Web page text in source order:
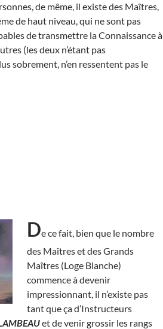
de même, il existe des Maîtres,
de haut niveau, qui ne sont pas
de transmettre la Connaissance à
(les deux n’étant pas
sobrement, n’en ressentent pas le
De ce fait, bien que le nombre
des Maîtres et des Grands
Maîtres (Loge Blanche)
commence à devenir
impressionnant, il n’existe pas
tant que ça d’Instructeurs
et de venir grossir les rangs